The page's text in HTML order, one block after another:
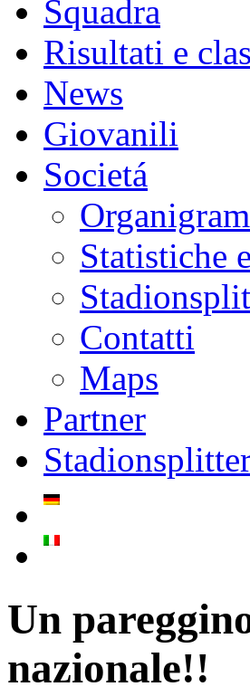
Squadra
Risultati e
News
Giovanili
Societá
Statistiche
Contatti
Maps
Partner
Un
nazionale!!